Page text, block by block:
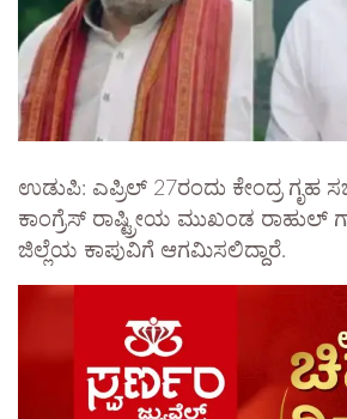
ಉಡುಪಿ: ಎಪ್ರಿಲ್ 27ರಂದು ಕೇಂದ್ರ ಗೃಹ
ಕಾಂಗ್ರೆಸ್ ರಾಷ್ಟ್ರೀಯ ಮುಖಂಡ ರಾಹುಲ್
ಜಿಲ್ಲೆಯ ಕಾಪುವಿಗೆ ಆಗಮಿಸಲಿದ್ದಾರೆ.